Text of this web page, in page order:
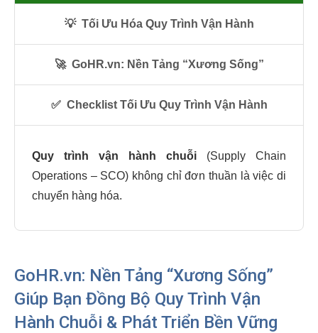
💡 Tối Ưu Hóa Quy Trình Vận Hành
🚀 GoHR.vn: Nền Tảng “Xương Sống”
✅ Checklist Tối Ưu Quy Trình Vận Hành
Quy trình vận hành chuỗi (Supply Chain
Operations – SCO) không chỉ đơn thuần là việc di
chuyển hàng hóa.
GoHR.vn: Nền Tảng “Xương Sống”
Giúp Bạn Đồng Bộ Quy Trình Vận
Hành Chuỗi & Phát Triển Bền Vững